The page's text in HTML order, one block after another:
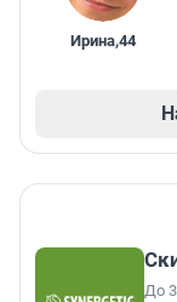
Ирина,44
До